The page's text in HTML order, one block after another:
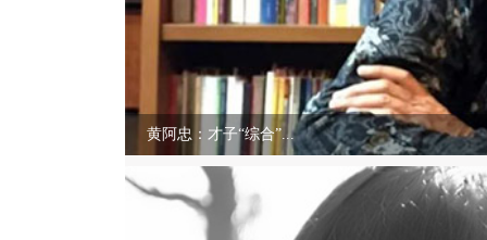
黄阿忠：才子“综合”...